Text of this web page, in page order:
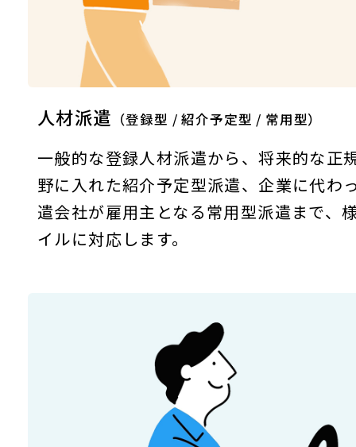
人材派遣 （登録型 / 紹介予定型 / 常用型）
一般的な登録人材派遣から、将来的な正
野に入れた紹介予定型派遣、企業に代わ
遣会社が雇用主となる常用型派遣まで、
イルに対応します。